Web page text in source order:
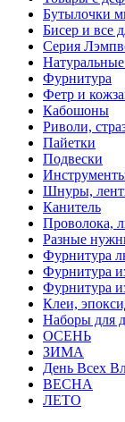
Бутылочки
Бисер и все
Серия
Фурнитура
Фетр и
Кабошоны
Риволи,
Пайетки
Подвески
Шнуры,
Канитель
Проволока,
Разные
Фурнитура
Фурнитура
Фурнитура
Клеи,
Наборы для
ОСЕНЬ
ЗИМА
День Всех
ВЕСНА
ЛЕТО